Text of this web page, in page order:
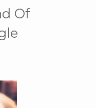
Of